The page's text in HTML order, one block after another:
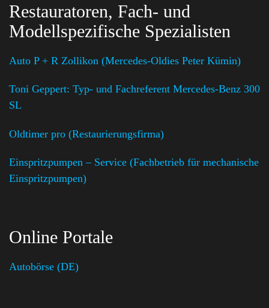
Restauratoren, Fach- und
Modellspezifische Spezialisten
Auto P + R Zollikon (Mercedes-Oldies Peter Kümin)
Toni Geppert: Typ- und Fachreferent Mercedes-Benz 300
SL
Oldtimer pro (Restaurierungsfirma)
Einspritzpumpen – Service (Fachbetrieb für mechanische
Einspritzpumpen)
Online Portale
Autobörse (DE)